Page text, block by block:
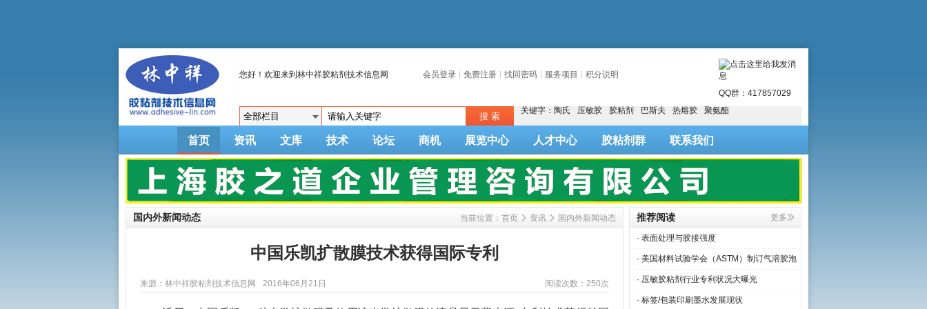
您好！欢迎来到林中祥胶粘剂技术信息网 会员登录 免费注册 找回密码 服务项目
积分说明
QQ群：417857029
关键字： 陶氏 压敏胶 胶粘剂 巴斯夫 热熔胶 聚氨酯
首页 资讯 文库 技术 论坛 商机 展览中心 人才中心 胶粘剂群 联系我们
国内外新闻动态 当前位置： 首页 资讯 国内外新闻动态
中国乐凯扩散膜技术获得国际专利
来源：林中祥胶粘剂技术信息网 2016年06月21日 阅读次数： 250次
推荐阅读 更多
· 表面处理与胶接强度
· 美国材料试验学会（ASTM）制订气溶胶泡
· 压敏胶粘剂行业专利状况大曝光
· 标签/包装印刷墨水发展现状